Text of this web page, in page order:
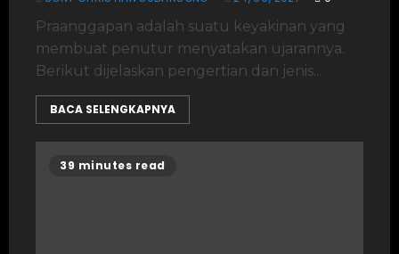
Praanggapan adalah suatu keyakinan yang
membuat penutur menyatakan ujarannya.
Berikut dijelaskan pengertian dan jenis...
BACA SELENGKAPNYA
39 minutes read